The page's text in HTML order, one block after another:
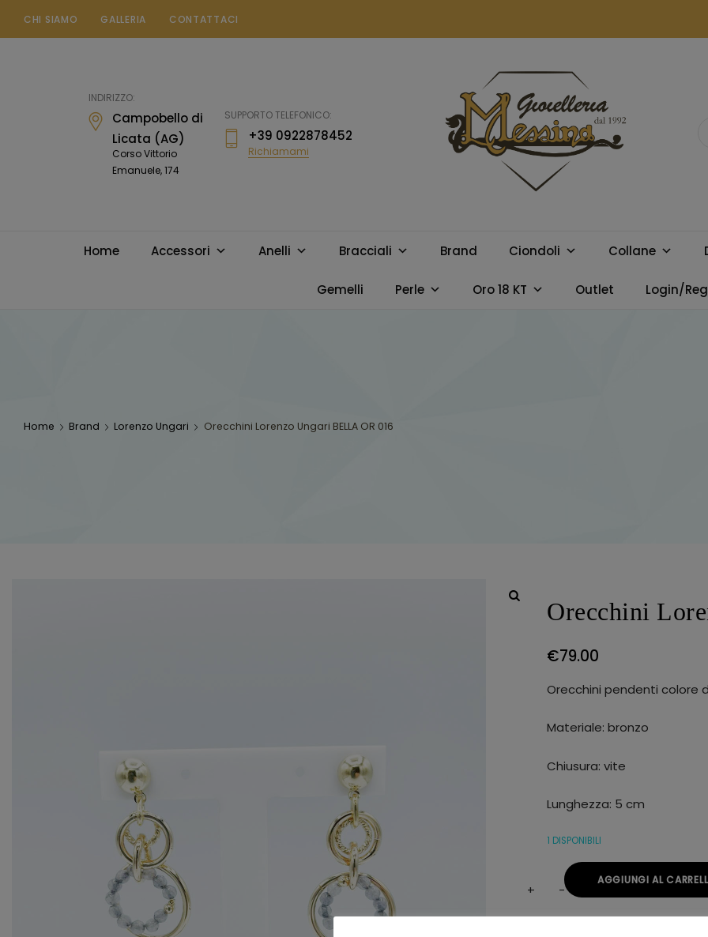
CHI SIAMO GALLERIA CONTATTACI
INDIRIZZO:
Campobello di
Licata (AG)
Corso Vittorio
Emanuele, 174
SUPPORTO TELEFONICO:
+39 0922878452
Richiamami
MESSINA
CAMPOBELLO
migliori marchi.
Home Accessori Anelli Bracciali Brand Ciondoli Collane
Gemelli Perle Oro 18 KT Outlet Login/
Home Brand Lorenzo Ungari Orecchini Lorenzo Ungari BELLA OR 016
Orecchini
€79.00
Orecchini pendenti colore
Materiale: bronzo
Chiusura: vite
Lunghezza: 5 cm
1 DISPONIBILI
AGGIUNGI AL